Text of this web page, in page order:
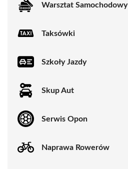
Warsztat Samochodowy
Taksówki
Szkoły Jazdy
Skup Aut
Serwis Opon
Naprawa Rowerów